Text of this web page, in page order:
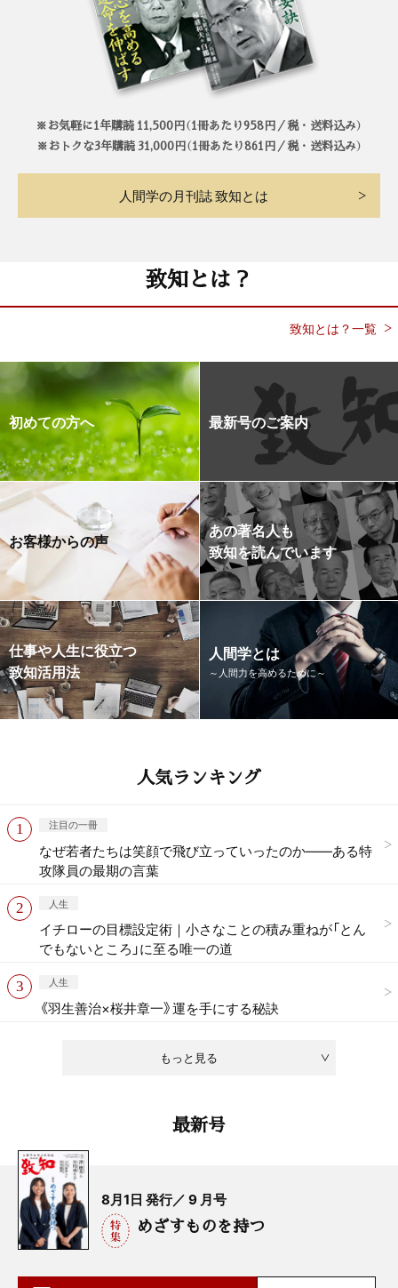
※お気軽に1年購読 11,500円（1冊あたり958円／税・送料込み）
※おトクな3年購読 31,000円（1冊あたり861円／税・送料込み）
人間学の月刊誌 致知とは
致知とは？
致知とは？一覧
初めての方へ 最新号のご案内
お客様からの声
あの著名人も
致知を読んでいます
仕事や人生に役立つ
致知活用法
人間学とは
～人間力を高めるために～
人気ランキング
もっと見る
注目の一冊
なぜ若者たちは笑顔で飛び立っていったのか——ある特
攻隊員の最期の言葉
人生
イチローの目標設定術｜小さなことの積み重ねが「とん
でもないところ」に至る唯一の道
人生
《羽生善治×桜井章一》運を手にする秘訣
最新号
8月1日 発行／ 9 月号
めざすものを持つ